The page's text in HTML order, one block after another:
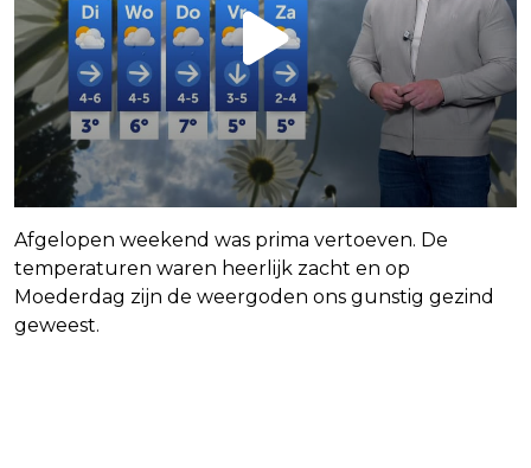
Afgelopen weekend was prima vertoeven. De
temperaturen waren heerlijk zacht en op
Moederdag zijn de weergoden ons gunstig gezind
geweest.